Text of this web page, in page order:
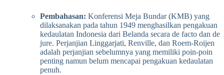
Pembahasan: Konferensi Meja Bundar (KMB) yang
dilaksanakan pada tahun 1949 menghasilkan pengakuan
kedaulatan Indonesia dari Belanda secara de facto dan de
jure. Perjanjian Linggarjati, Renville, dan Roem-Roijen
adalah perjanjian sebelumnya yang memiliki poin-poin
penting namun belum mencapai pengakuan kedaulatan
penuh.